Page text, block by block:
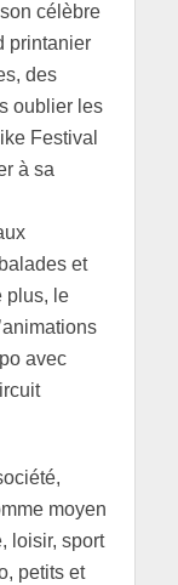
célèbre
printanier
des
oublier les
Festival
à sa
et
plus, le
avec
moyen
loisir, sport
petits et